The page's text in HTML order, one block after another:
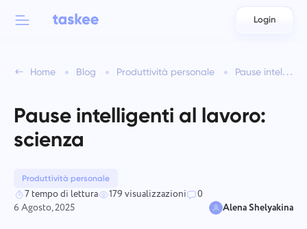
العربية
Azərbaycan
Bahasa Indonesia
Login
Home Blog Produttività personale Pause intelligenti al lavoro: scienza
Pause intelligenti al lavoro:
scienza
Produttività personale
7 tempo di lettura 179 visualizzazioni
0
6 Agosto, 2025
Alena Shelyakina
Funzionalità di Taskee
Scopri di più su 7 più funzionalità ispiratrici
Per squadre
Industrie
Tipo di azienda